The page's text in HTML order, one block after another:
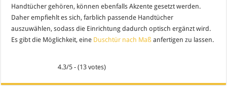
Handtücher gehören, können ebenfalls Akzente gesetzt werden.
Daher empfiehlt es sich, farblich passende Handtücher
auszuwählen, sodass die Einrichtung dadurch optisch ergänzt wird.
Es gibt die Möglichkeit, eine Duschtür nach Maß anfertigen zu lassen.
4.3/5 - (13 votes)